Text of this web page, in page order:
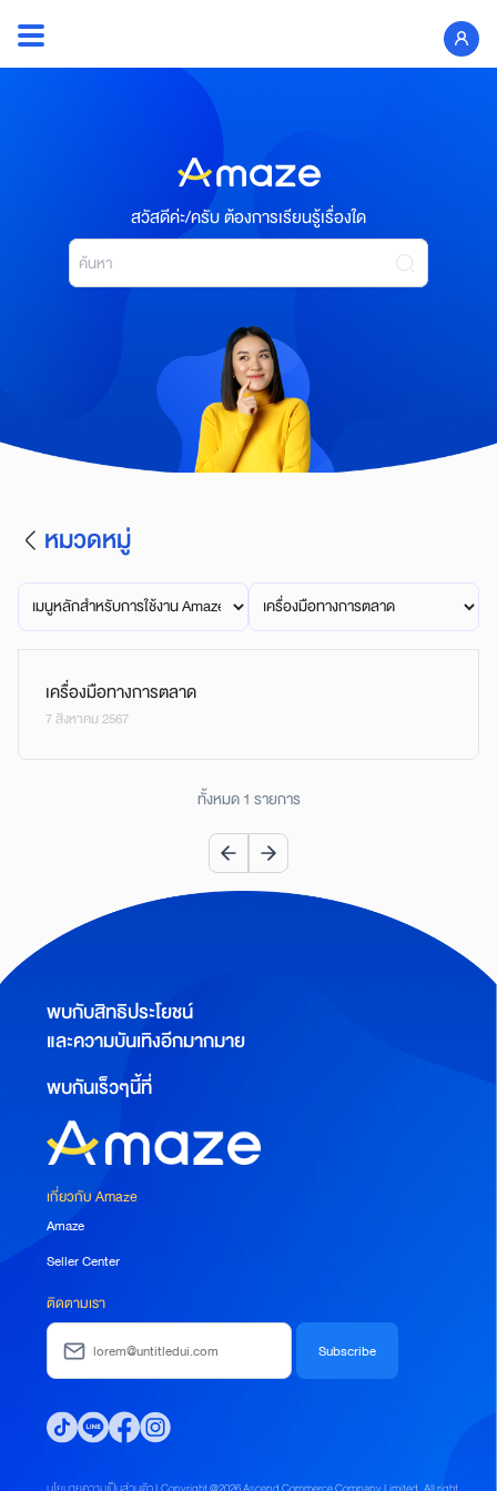
content
สวัสดีค่ะ/ครับ ต้องการเรียนรู้เรื่องใด
Search
หมวดหมู่
เครื่องมือทางการตลาด
7 สิงหาคม 2567
ทั้งหมด 1 รายการ
พบกับสิทธิประโยชน์
และความบันเทิงอีกมากมาย
พบกันเร็วๆนี้ที่
เกี่ยวกับ Amaze
Amaze
Seller Center
ติดตามเรา